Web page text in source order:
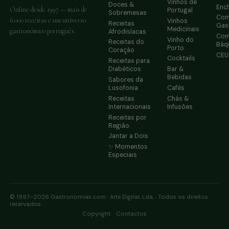
Online desde 1997 — mais de
6.000 receitas e um universo
gastronómico português.
Doces &
Sobremesas
Receitas
Afrodisíacas
Receitas do
Coração
Receitas para
Diabéticos
Sabores da
Lusofonia
Receitas
Internacionais
Receitas por
Região
Jantar a Dois
✨ Momentos
Especiais
Vinhos de
Portugal
Vinhos
Medicinais
Vinho do
Porto
Cocktails
Bar &
Bebidas
Cafés
Chás &
Infusões
© 1997–2026 Gastronomias.com · Arte Digital, Lda. · Todos os direitos
reservados
Copyright
Contactos